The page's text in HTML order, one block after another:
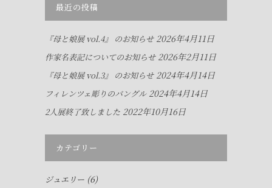
最近の投稿
『母と娘展 vol.4』 のお知らせ 2026年4月11日
作家名表記についてのお知らせ 2026年2月11日
『母と娘展 vol.3』 のお知らせ 2024年4月14日
フィレンツェ彫りのバングル 2024年4月14日
2人展終了致しました 2022年10月16日
カテゴリー
ジュエリー (6)